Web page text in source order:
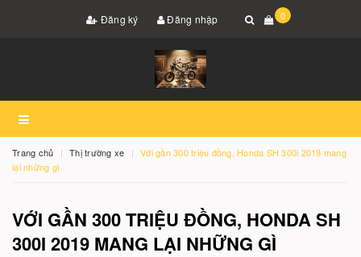
Đăng ký Đăng nhập 0
Trang chủ Thị trường xe
Với gần 300 triệu đồng, Honda SH 300i 2019 mang
lại những gì
VỚI GẦN 300 TRIỆU ĐỒNG, HONDA SH
300I 2019 MANG LẠI NHỮNG GÌ